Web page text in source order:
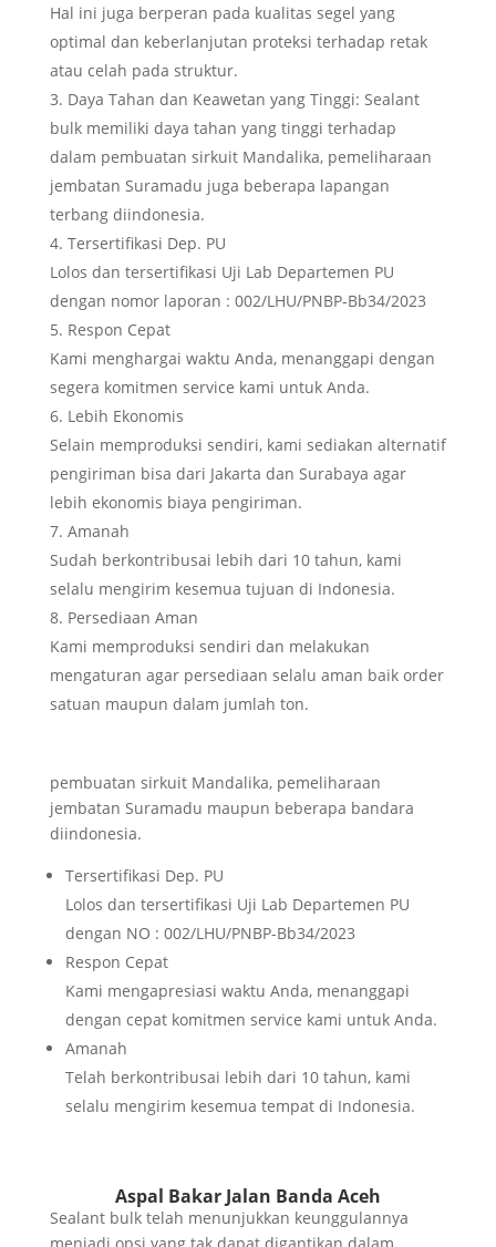
Hal ini juga berperan pada kualitas segel yang
optimal dan keberlanjutan proteksi terhadap retak
atau celah pada struktur.
Daya Tahan dan Keawetan yang Tinggi: Sealant
bulk memiliki daya tahan yang tinggi terhadap
dalam pembuatan sirkuit Mandalika, pemeliharaan
jembatan Suramadu juga beberapa lapangan
terbang diindonesia.
Tersertifikasi Dep. PU
Lolos dan tersertifikasi Uji Lab Departemen PU
dengan nomor laporan : 002/LHU/PNBP-Bb34/2023
Respon Cepat
Kami menghargai waktu Anda, menanggapi dengan
segera komitmen service kami untuk Anda.
Lebih Ekonomis
Selain memproduksi sendiri, kami sediakan alternatif
pengiriman bisa dari Jakarta dan Surabaya agar
lebih ekonomis biaya pengiriman.
Amanah
Sudah berkontribusai lebih dari 10 tahun, kami
selalu mengirim kesemua tujuan di Indonesia.
Persediaan Aman
Kami memproduksi sendiri dan melakukan
mengaturan agar persediaan selalu aman baik order
satuan maupun dalam jumlah ton.
pembuatan sirkuit Mandalika, pemeliharaan
jembatan Suramadu maupun beberapa bandara
diindonesia.
Tersertifikasi Dep. PU
Lolos dan tersertifikasi Uji Lab Departemen PU
dengan NO : 002/LHU/PNBP-Bb34/2023
Respon Cepat
Kami mengapresiasi waktu Anda, menanggapi
dengan cepat komitmen service kami untuk Anda.
Amanah
Telah berkontribusai lebih dari 10 tahun, kami
selalu mengirim kesemua tempat di Indonesia.
Aspal Bakar Jalan Banda Aceh
Sealant bulk telah menunjukkan keunggulannya
menjadi opsi yang tak dapat digantikan dalam